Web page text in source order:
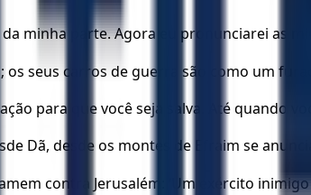
minha parte. Agora eu pronunciarei as
os seus carros de guerra são como um
para que você seja salva. Até quando
Dã, desde os montes de Efraim se
contra Jerusalém: ‘Um exército